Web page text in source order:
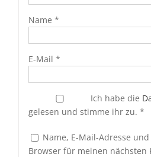
Name *
E-Mail *
Ich habe die
gelesen und stimme ihr zu. *
Name, E-Mail-Adresse
Browser für meinen nächsten